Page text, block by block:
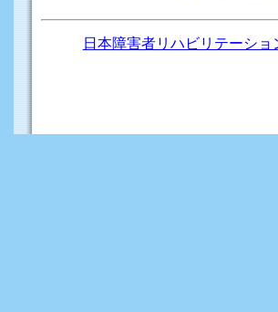
日本障害者リハビリテーシ